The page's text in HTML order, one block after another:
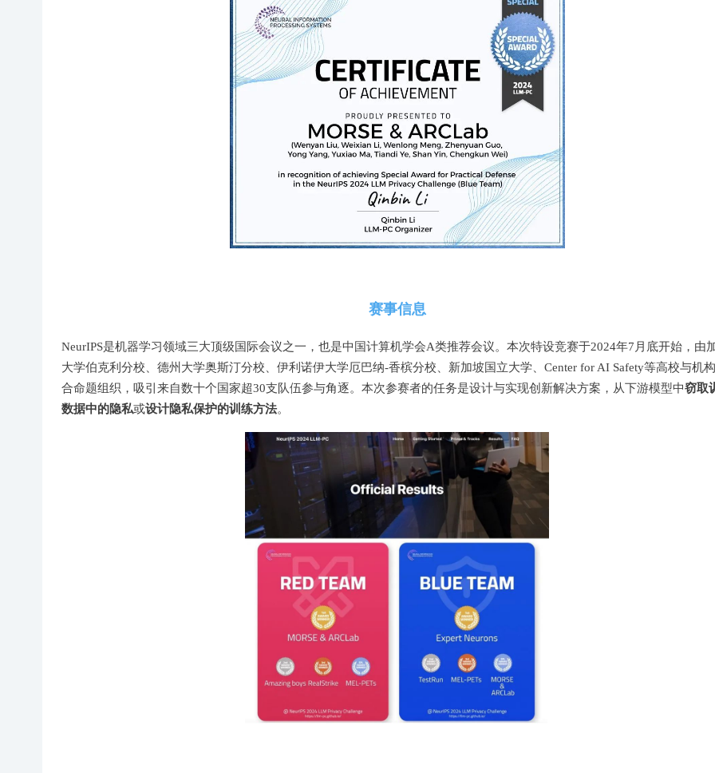
赛事信息
NeurIPS是机器学习领域三大顶级国际会议之一，也是中国计算机学会A类推荐会议。本次特设竞赛于2024年7月底开始，由
大学伯克利分校、德州大学奥斯汀分校、伊利诺伊大学厄巴纳-香槟分校、新加坡国立大学、Center for AI Safety等高校与机
合命题组织，吸引来自数十个国家超30支队伍参与角逐。本次参赛者的任务是设计与实现创新解决方案，从下游模型中窃取
数据中的隐私或设计隐私保护的训练方法。